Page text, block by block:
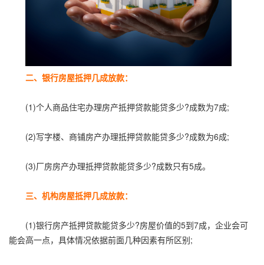
二、银行房屋抵押几成放款：
(1)个人商品住宅办理房产抵押贷款能贷多少?成数为7成;
(2)写字楼、商铺房产办理抵押贷款能贷多少?成数为6成;
(3)厂房房产办理抵押贷款能贷多少?成数只有5成。
三、机构房屋抵押几成放款：
(1)银行房产抵押贷款能贷多少?房屋价值的5到7成，企业会可
能会高一点，具体情况依据前面几种因素有所区别;